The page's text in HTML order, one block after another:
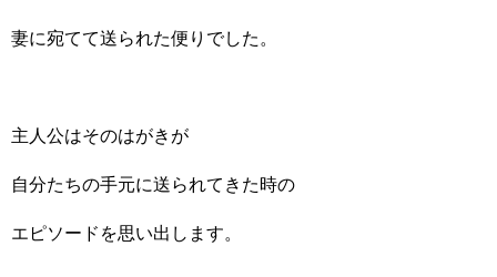
妻に宛てて送られた便りでした。
主人公はそのはがきが
自分たちの手元に送られてきた時の
エピソードを思い出します。